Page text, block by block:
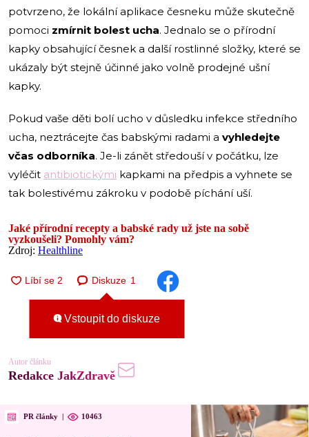
potvrzeno, že lokální aplikace česneku může skutečně
pomoci zmírnit bolest ucha. Jednalo se o přírodní
kapky obsahující česnek a další rostlinné složky, které se
ukázaly být stejně účinné jako volně prodejné ušní
kapky.
Pokud vaše děti bolí ucho v důsledku infekce středního
ucha, neztrácejte čas babskými radami a vyhledejte
včas odborníka. Je-li zánět středouší v počátku, lze
vyléčit antibiotickými kapkami na předpis a vyhnete se
tak bolestivému zákroku v podobě píchání uší.
Jaké přírodní recepty a babské rady už jste na sobě
vyzkoušeli? Pomohly vám?
Zdroj: Healthline
Diskuze 1
Vstoupit do diskuze
Autor článku
Redakce JakZdravě
PR články | 10463